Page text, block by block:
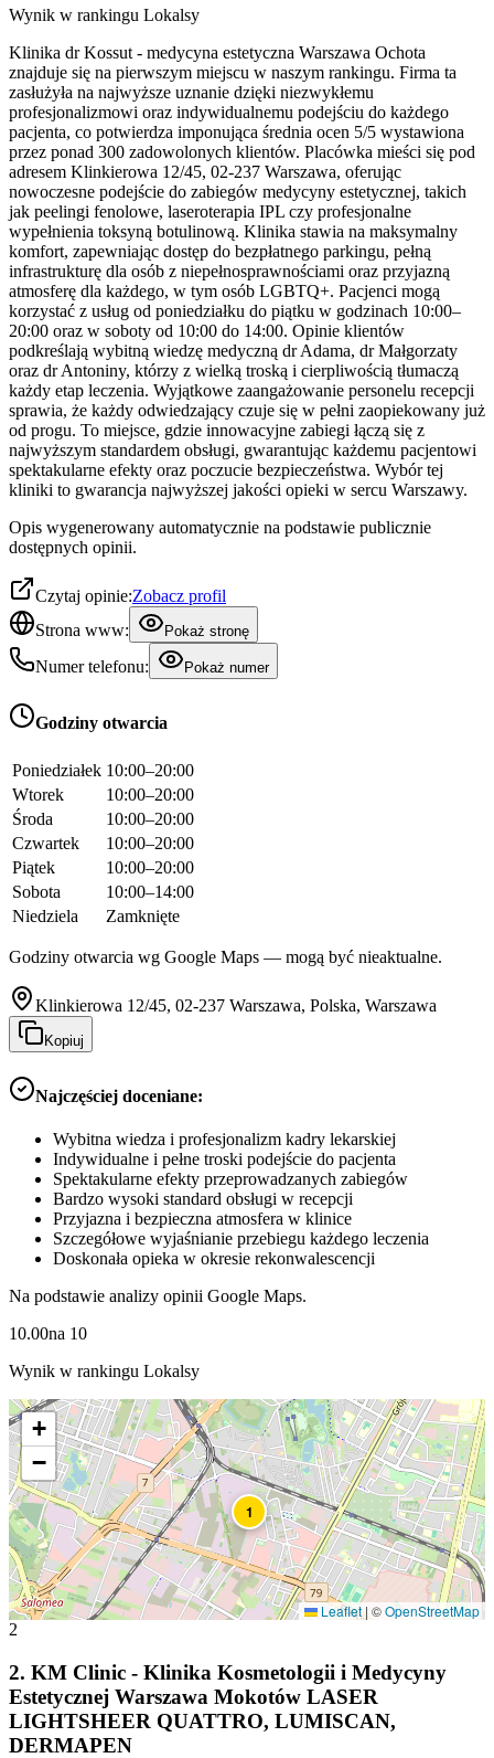
Wynik w rankingu Lokalsy
Klinika dr Kossut - medycyna estetyczna Warszawa Ochota
znajduje się na pierwszym miejscu w naszym rankingu. Firma ta
zasłużyła na najwyższe uznanie dzięki niezwykłemu
profesjonalizmowi oraz indywidualnemu podejściu do każdego
pacjenta, co potwierdza imponująca średnia ocen 5/5 wystawiona
przez ponad 300 zadowolonych klientów. Placówka mieści się pod
adresem Klinkierowa 12/45, 02-237 Warszawa, oferując
nowoczesne podejście do zabiegów medycyny estetycznej, takich
jak peelingi fenolowe, laseroterapia IPL czy profesjonalne
wypełnienia toksyną botulinową. Klinika stawia na maksymalny
komfort, zapewniając dostęp do bezpłatnego parkingu, pełną
infrastrukturę dla osób z niepełnosprawnościami oraz przyjazną
atmosferę dla każdego, w tym osób LGBTQ+. Pacjenci mogą
korzystać z usług od poniedziałku do piątku w godzinach 10:00–
20:00 oraz w soboty od 10:00 do 14:00. Opinie klientów
podkreślają wybitną wiedzę medyczną dr Adama, dr Małgorzaty
oraz dr Antoniny, którzy z wielką troską i cierpliwością tłumaczą
każdy etap leczenia. Wyjątkowe zaangażowanie personelu recepcji
sprawia, że każdy odwiedzający czuje się w pełni zaopiekowany już
od progu. To miejsce, gdzie innowacyjne zabiegi łączą się z
najwyższym standardem obsługi, gwarantując każdemu pacjentowi
spektakularne efekty oraz poczucie bezpieczeństwa. Wybór tej
kliniki to gwarancja najwyższej jakości opieki w sercu Warszawy.
Opis wygenerowany automatycznie na podstawie publicznie
dostępnych opinii.
Czytaj opinie:Zobacz profil
Strona www:
Pokaż stronę
Numer telefonu: Pokaż numer
Godziny otwarcia
Poniedziałek 10:00–20:00
Wtorek
10:00–20:00
Środa
10:00–20:00
Czwartek
10:00–20:00
Piątek
10:00–20:00
Sobota
10:00–14:00
Niedziela
Zamknięte
Godziny otwarcia wg Google Maps — mogą być nieaktualne.
Klinkierowa 12/45, 02-237 Warszawa, Polska, Warszawa
Kopiuj
Najczęściej doceniane:
Wybitna wiedza i profesjonalizm kadry lekarskiej
Indywidualne i pełne troski podejście do pacjenta
Spektakularne efekty przeprowadzanych zabiegów
Bardzo wysoki standard obsługi w recepcji
Przyjazna i bezpieczna atmosfera w klinice
Szczegółowe wyjaśnianie przebiegu każdego leczenia
Doskonała opieka w okresie rekonwalescencji
Na podstawie analizy opinii Google Maps.
10.00na 10
Wynik w rankingu Lokalsy
1
+
−
Leaflet | ©OpenStreetMap
2
2. KM Clinic - Klinika Kosmetologii i Medycyny
Estetycznej Warszawa Mokotów LASER
LIGHTSHEER QUATTRO, LUMISCAN,
DERMAPEN